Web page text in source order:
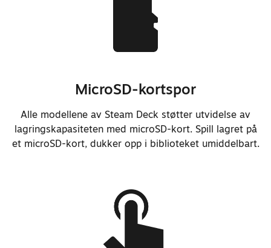
Forbedret fastvaren for
strømstyring av minne betydelig.
og EC-fastvare med åpen
Forbedret gjenopptakingstid med
omtrent 30 %.
MicroSD-kortspor
Alle modellene av Steam Deck støtter utvidelse av
lagringskapasiteten med microSD-kort. Spill lagret på
et microSD-kort, dukker opp i biblioteket umiddelbart.